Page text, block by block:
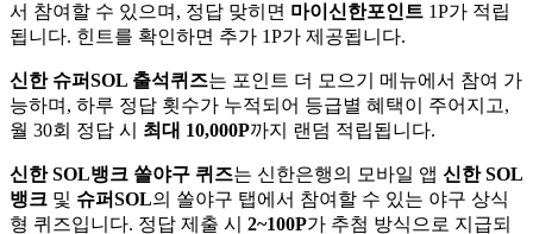
서 참여할 수 있으며, 정답 맞히면 마이신한포인트 1P가 적립
됩니다. 힌트를 확인하면 추가 1P가 제공됩니다.
신한 슈퍼SOL 출석퀴즈는 포인트 더 모으기 메뉴에서 참여 가
능하며, 하루 정답 횟수가 누적되어 등급별 혜택이 주어지고,
월 30회 정답 시 최대 10,000P까지 랜덤 적립됩니다.
신한 SOL뱅크 쏠야구 퀴즈는 신한은행의 모바일 앱 신한 SOL
뱅크 및 슈퍼SOL의 쏠야구 탭에서 참여할 수 있는 야구 상식
형 퀴즈입니다. 정답 제출 시 2~100P가 추첨 방식으로 지급되